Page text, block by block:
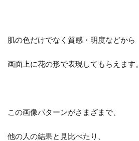
肌の色だけでなく質感・明度などから
画面上に花の形で表現してもらえます。
この画像パターンがさまざまで、
他の人の結果と見比べたり、